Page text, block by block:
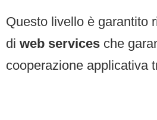
Questo livello è garantito
di web services che
cooperazione applicativa